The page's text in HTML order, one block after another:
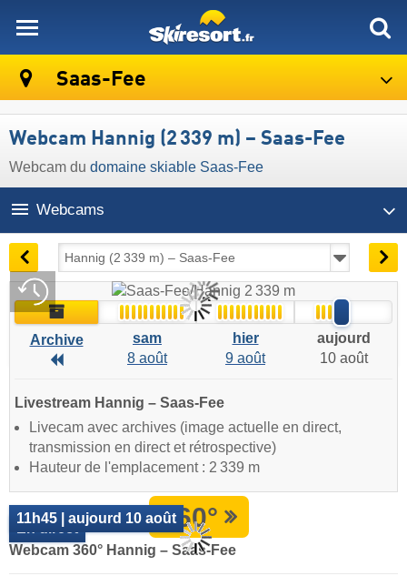
Saas-Fee
Webcam Hannig (2 339 m) – Saas-Fee
Webcam du domaine skiable Saas-Fee
Webcams
En direct
11h45 | aujourd 10 août
Archive
Archive
Archive
sam
8 août
hier
9 août
aujourd
10 août
Livestream Hannig – Saas-Fee
Livecam avec archives (image actuelle en direct,
transmission en direct et rétrospective)
Hauteur de l'emplacement : 2 339 m
360°
En direct
11h45 | aujourd 10 août
Webcam 360° Hannig – Saas-Fee